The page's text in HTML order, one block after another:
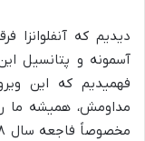
دیدیم که آنفلوانزا
آسمونه و پتانسیل
فهمیدیم که این
مداومش، همیشه ما